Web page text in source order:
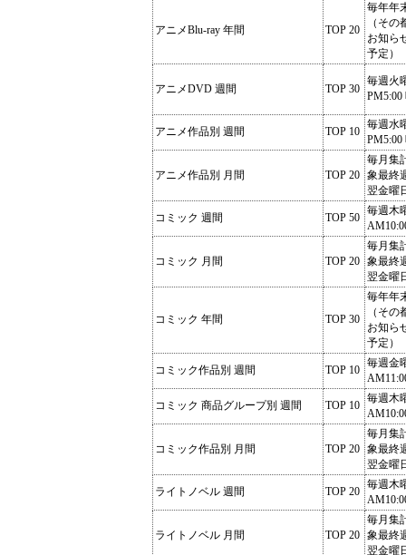
アニメBlu-ray 年間 TOP 20
毎年年
（その
お知ら
予定）
アニメDVD 週間 TOP 30
毎週火
PM5:00
アニメ作品別 週間 TOP 10
毎週水
PM5:00
アニメ作品別 月間 TOP 20
毎月集
象最終
翌金曜
コミック 週間 TOP 50
毎週木
コミック 月間 TOP 20
毎月集
象最終
翌金曜
コミック 年間 TOP 30
毎年年
（その
お知ら
予定）
コミック作品別 週間 TOP 10
毎週金
コミック 商品グループ別 週間 TOP 10
毎週木
コミック作品別 月間 TOP 20
毎月集
象最終
翌金曜
ライトノベル 週間 TOP 20
毎週木
ライトノベル 月間 TOP 20
毎月集
象最終
翌金曜